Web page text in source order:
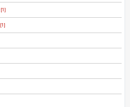
[1]
[1]